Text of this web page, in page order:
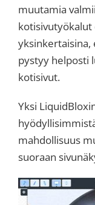
muutamia
pystyy helposti
kotisivut.
Yksi
mahdollisuus
suoraan